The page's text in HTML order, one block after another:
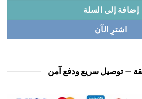
إلى السلة
اشترِ الآن
سريع ودفع آمن